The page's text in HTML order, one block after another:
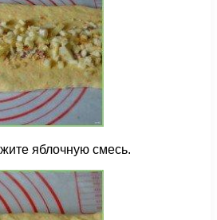
яблочную смесь.